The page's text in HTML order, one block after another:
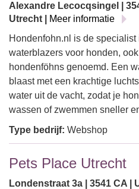
Alexandre Lecocqsingel |
Utrecht |
Meer informatie
Hondenfohn.nl is de specialist
waterblazers voor honden, ook
hondenföhns genoemd. Een
blaast met een krachtige
water uit de vacht, zodat je
wassen of zwemmen sneller
Type bedrijf: Webshop
Pets Place Utrecht
Londenstraat 3a | 3541 CA |